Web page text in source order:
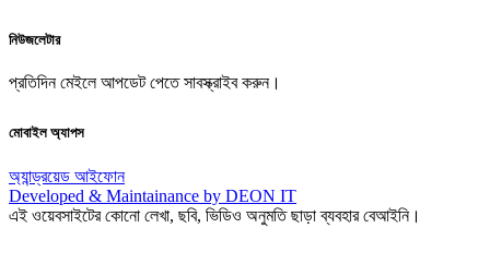
নিউজলেটার
প্রতিদিন মেইলে আপডেট পেতে সাবস্ক্রাইব করুন।
মোবাইল অ্যাপস
অ্যান্ড্রয়েড আইফোন
Developed & Maintainance by DEON IT
এই ওয়েবসাইটের কোনো লেখা, ছবি, ভিডিও অনুমতি ছাড়া ব্যবহার বেআইনি।